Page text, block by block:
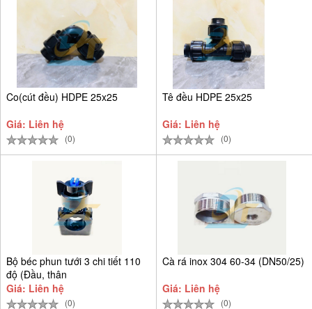
Co(cút đều) HDPE 25x25
Giá: Liên hệ
(0)
Tê đều HDPE 25x25
Giá: Liên hệ
(0)
Bộ béc phun tưới 3 chi tiết 110
độ (Đầu, thân
Giá: Liên hệ
(0)
Cà rá inox 304 60-34 (DN50/25)
Giá: Liên hệ
(0)